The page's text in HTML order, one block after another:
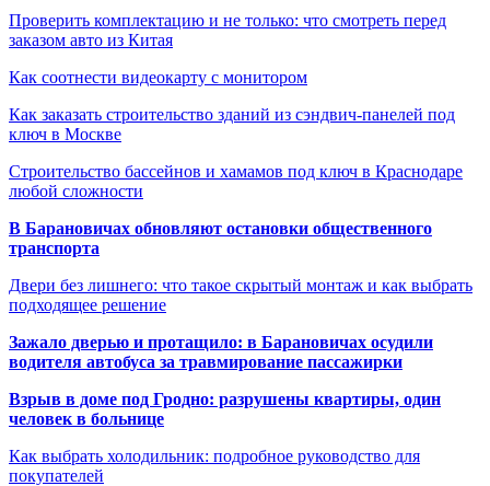
Проверить комплектацию и не только: что смотреть перед
заказом авто из Китая
Как соотнести видеокарту с монитором
Как заказать строительство зданий из сэндвич-панелей под
ключ в Москве
Строительство бассейнов и хамамов под ключ в Краснодаре
любой сложности
В Барановичах обновляют остановки общественного
транспорта
Двери без лишнего: что такое скрытый монтаж и как выбрать
подходящее решение
Зажало дверью и протащило: в Барановичах осудили
водителя автобуса за травмирование пассажирки
Взрыв в доме под Гродно: разрушены квартиры, один
человек в больнице
Как выбрать холодильник: подробное руководство для
покупателей